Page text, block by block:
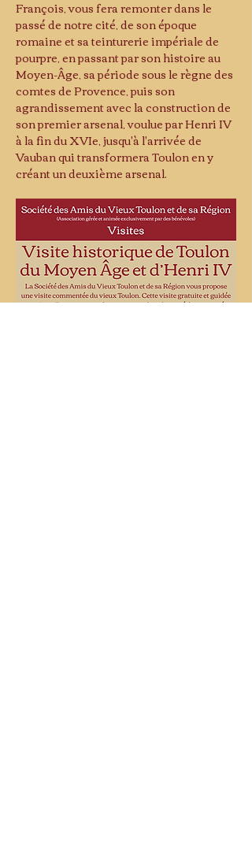
François, vous fera remonter dans le
passé de notre cité, de son époque
romaine et sa teinturerie impériale de
pourpre, en passant par son histoire au
Moyen-Âge, sa période sous le règne des
comtes de Provence, puis son
agrandissement avec la construction de
son premier arsenal, voulue par Henri IV
à la fin du XVIe, jusqu'à l'arrivée de
Vauban qui transformera Toulon en y
créant un deuxième arsenal.